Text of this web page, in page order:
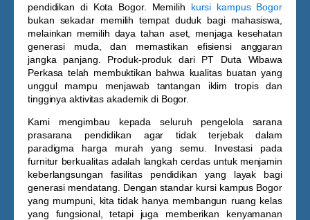
pendidikan di Kota Bogor. Memilih kursi kampus Bogor
bukan sekadar memilih tempat duduk bagi mahasiswa,
melainkan memilih daya tahan aset, menjaga kesehatan
generasi muda, dan memastikan efisiensi anggaran
jangka panjang. Produk-produk dari PT Duta Wibawa
Perkasa telah membuktikan bahwa kualitas buatan yang
unggul mampu menjawab tantangan iklim tropis dan
tingginya aktivitas akademik di Bogor.
Kami mengimbau kepada seluruh pengelola sarana
prasarana pendidikan agar tidak terjebak dalam
paradigma harga murah yang semu. Investasi pada
furnitur berkualitas adalah langkah cerdas untuk menjamin
keberlangsungan fasilitas pendidikan yang layak bagi
generasi mendatang. Dengan standar kursi kampus Bogor
yang mumpuni, kita tidak hanya membangun ruang kelas
yang fungsional, tetapi juga memberikan kenyamanan